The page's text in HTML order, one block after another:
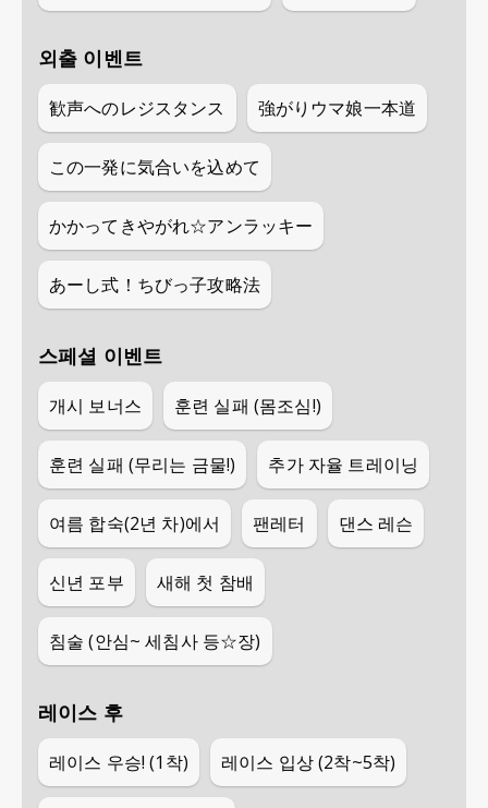
외출 이벤트
歓声へのレジスタンス 強がりウマ娘一本道
この一発に気合いを込めて
かかってきやがれ☆アンラッキー
あーし式！ちびっ子攻略法
스페셜 이벤트
개시 보너스 훈련 실패 (몸조심!)
훈련 실패 (무리는 금물!) 추가 자율 트레이닝
여름 합숙(2년 차)에서 팬레터 댄스 레슨
신년 포부 새해 첫 참배
침술 (안심~ 세침사 등☆장)
레이스 후
레이스 우승! (1착) 레이스 입상 (2착~5착)